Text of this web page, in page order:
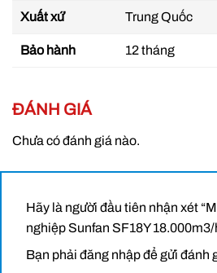
điều hòa.
Xuất xứ Trung Quốc
Bảo hành 12 tháng
ĐÁNH GIÁ
Chưa có đánh giá nào.
Hãy là người đầu tiên nhận xét
nghiệp Sunfan SF18Y 18.000m3/
Bạn phải đăng nhậpđể gửi đánh